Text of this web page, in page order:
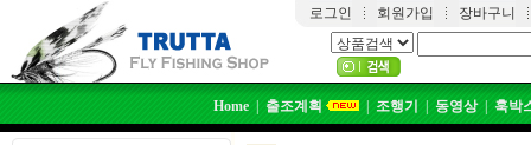
로그인 회원가입 장바구니
Home 출조계획 조행기 동영상 훅박